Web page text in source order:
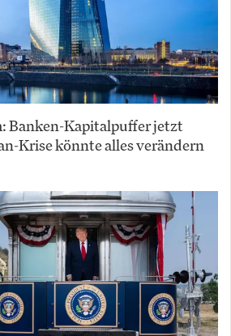
Banken-Kapitalpuffer jetzt
Krise könnte alles verändern